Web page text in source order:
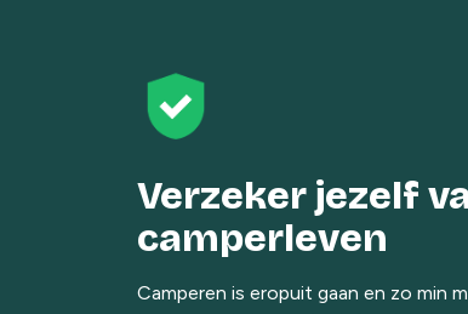
Verzeker jezelf
camperleven
Camperen is eropuit gaan en zo min